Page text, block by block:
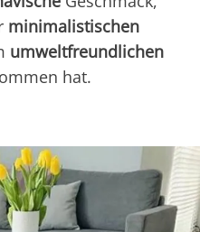
minimalistischen
umweltfreundlichen
hat.